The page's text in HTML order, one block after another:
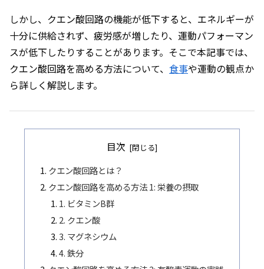
しかし、クエン酸回路の機能が低下すると、エネルギーが
十分に供給されず、疲労感が増したり、運動パフォーマン
スが低下したりすることがあります。そこで本記事では、
クエン酸回路を高める方法について、 食事や運動の観点か
ら詳しく解説します。
目次
クエン酸回路とは？
クエン酸回路を高める方法 1: 栄養の摂取
1. ビタミンB群
2. クエン酸
3. マグネシウム
4. 鉄分